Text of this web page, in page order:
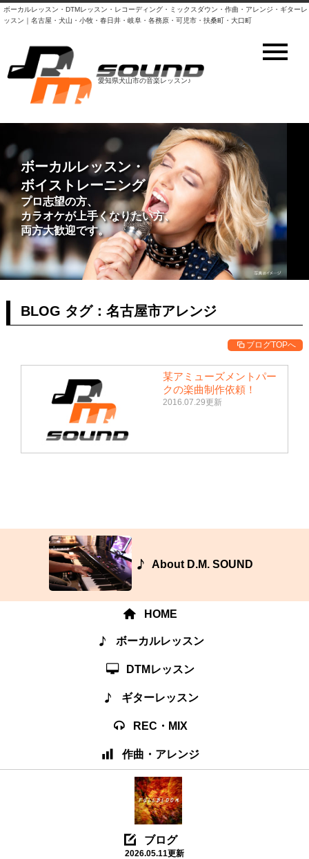
ボーカルレッスン・DTMレッスン・レコーディング・ミックスダウン・作曲・アレンジ・ギターレ
ッスン｜名古屋・犬山・小牧・春日井・岐阜・各務原・可児市・扶桑町・大口町
愛知県犬山市の音楽レッスン♪
DTM・DAWレッスン
初心者の方、スキルアップ希望の方
とにかくパソコンで曲を作ってみたい
など大歓迎！
ボーカルレッスン・
ボイストレーニング
プロ志望の方、
カラオケが上手くなりたい方、
両方大歓迎です。
BLOG タグ：名古屋市アレンジ
ブログTOPへ
某アミューズメントパー
クの楽曲制作依頼！
2016.07.29更新
About D.M. SOUND
HOME
ボーカルレッスン
DTMレッスン
ギターレッスン
REC・MIX
作曲・アレンジ
ブログ
2026.05.11更新